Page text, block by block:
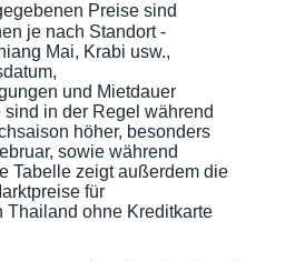
Preise sind
je nach Standort -
Mai, Krabi usw.,
und Mietdauer
in der Regel während
höher, besonders
sowie während
Tabelle zeigt außerdem die
für
Thailand ohne Kreditkarte